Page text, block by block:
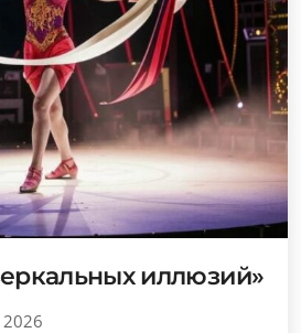
иллюзий»
2026